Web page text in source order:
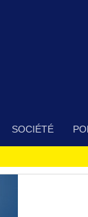
SOCIÉTÉ